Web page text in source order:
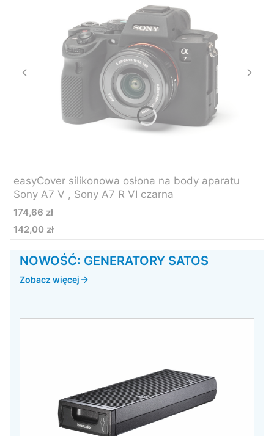
easyCover silikonowa osłona na body aparatu
Sony A7 V , Sony A7 R VI czarna
Cena
174,66 zł
Cena
142,00 zł
NOWOŚĆ: GENERATORY SATOS
Zobacz więcej